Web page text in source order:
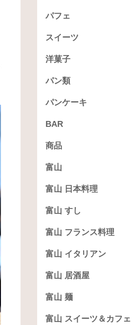
パフェ
スイーツ
洋菓子
パン類
パンケーキ
BAR
商品
富山
富山 日本料理
富山 すし
富山 フランス料理
富山 イタリアン
富山 居酒屋
富山 麺
富山 スイーツ＆カフェ